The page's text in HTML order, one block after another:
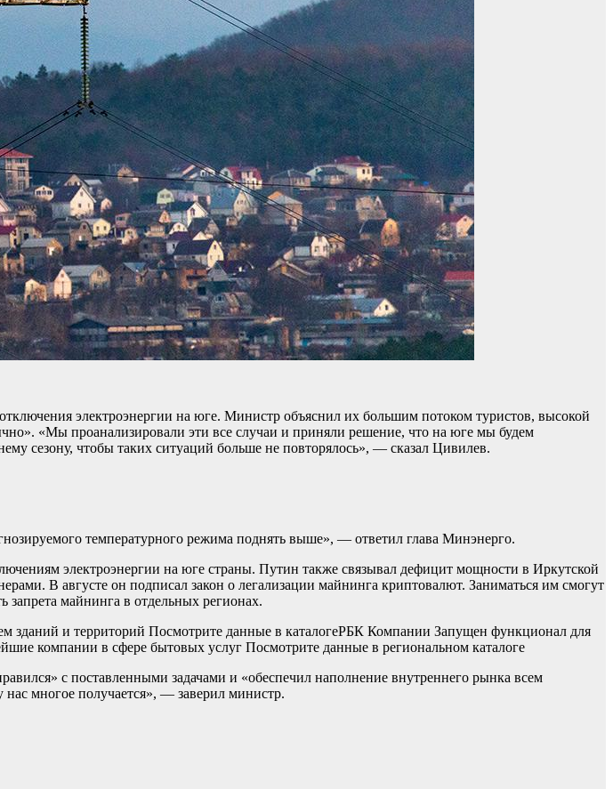
электроэнергии на юге. Министр объяснил их большим потоком туристов, высокой
«Мы проанализировали эти все случаи и приняли решение, что на юге мы будем
сезону, чтобы таких ситуаций больше не повторялось», — сказал Цивилев.
температурного режима поднять выше», — ответил глава Минэнерго.
электроэнергии на юге страны. Путин также связывал дефицит мощности в Иркутской
В августе он подписал закон о легализации майнинга криптовалют. Заниматься им смогут
майнинга в отдельных регионах.
и территорий Посмотрите данные в каталогеРБК Компании Запущен функционал для
компании в сфере бытовых услуг Посмотрите данные в региональном каталоге
с поставленными задачами и «обеспечил наполнение внутреннего рынка всем
многое получается», — заверил министр.